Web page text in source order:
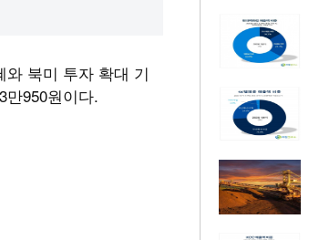
북미 투자 확대 기
만950원이다.